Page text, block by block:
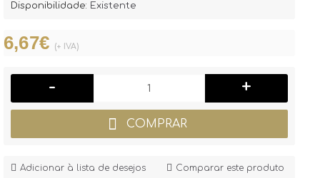
Disponibilidade: Existente
6,67€ (+ IVA)
- +
COMPRAR
Adicionar à lista de desejos Comparar este produto